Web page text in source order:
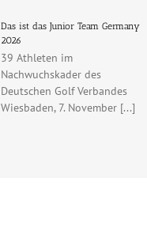
Das ist das Junior Team Germany
2026
39 Athleten im
Nachwuchskader des
Deutschen Golf Verbandes
Wiesbaden, 7. November [...]